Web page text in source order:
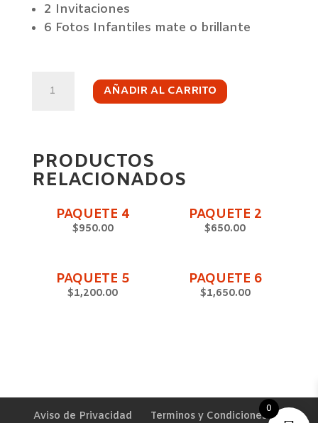
2 Invitaciones
6 Fotos Infantiles mate o brillante
PAQUETE
CANTIDAD
AÑADIR AL CARRITO
PRODUCTOS
RELACIONADOS
PAQUETE 4
$950.00
PAQUETE 2
$650.00
PAQUETE 5
$1,200.00
PAQUETE 6
$1,650.00
Aviso de Privacidad Terminos y Condiciones.
0